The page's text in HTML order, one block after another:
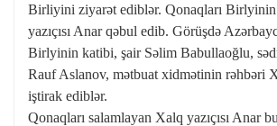
Birliyini ziyarət ediblər. Qonaqları
yazıçısı Anar qəbul edib. Görüşdə
Birlyinin katibi, şair Səlim Babullaoğlu,
Rauf Aslanov, mətbuat xidmətinin rəhbəri
iştirak ediblər.
Qonaqları salamlayan Xalq yazıçısı Anar